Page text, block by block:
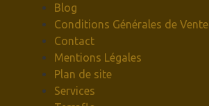
Blog
Conditions Générales de Vente
Contact
Mentions Légales
Plan de site
Services